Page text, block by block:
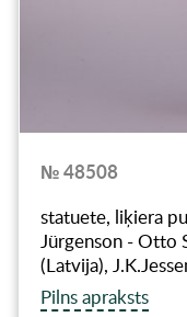
№ 48508
statuete, liķiera
Jürgenson - Otto
(Latvija),
Pilns apraksts